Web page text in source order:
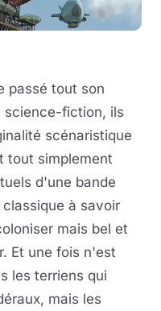
passé tout son
science-fiction, ils
scénaristique
tout simplement
d'une bande
à savoir
mais bel et
Et une fois n'est
les terriens qui
mais les